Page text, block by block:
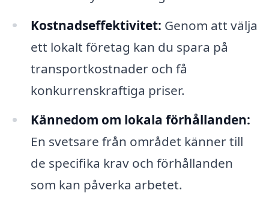
Kostnadseffektivitet: Genom att välja
ett lokalt företag kan du spara på
transportkostnader och få
konkurrenskraftiga priser.
Kännedom om lokala förhållanden:
En svetsare från området känner till
de specifika krav och förhållanden
som kan påverka arbetet.